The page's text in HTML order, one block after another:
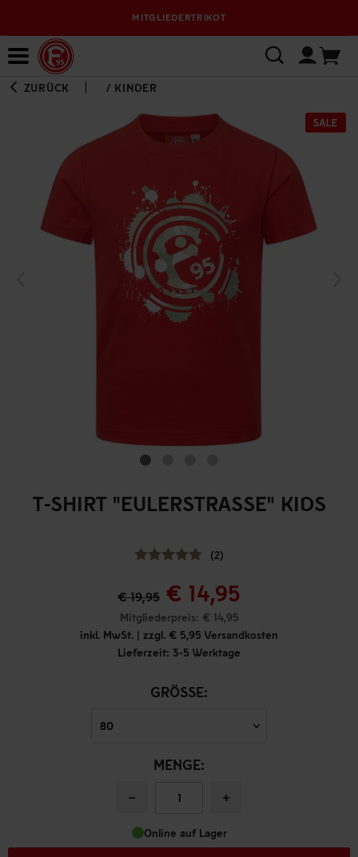
MITGLIEDERTRIKOT
ZURÜCK / KINDER
T-SHIRT "EULERSTRASSE" KIDS
(2)
€ 19,95 € 14,95
Mitgliederpreis: € 14,95
inkl. MwSt. | zzgl. € 5,95 Versandkosten
Lieferzeit: 3-5 Werktage
GRÖSSE:
MENGE:
− +
Online auf Lager